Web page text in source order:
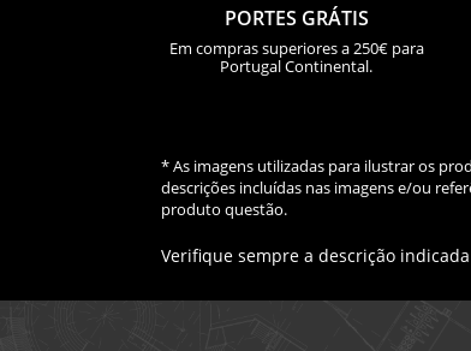
PORTES GRÁTIS
Em compras superiores a 250€ para
Portugal Continental.
* As imagens utilizadas para ilustrar os
descrições incluídas nas imagens e/ou
produto questão.
Verifique sempre a descrição